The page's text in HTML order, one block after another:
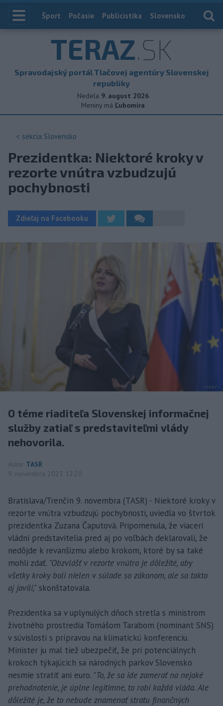
Index
Šport Počasie Publicistika Slovensko
TERAZ.SK
Spravodajský portál Tlačovej agentúry Slovenskej
republiky
Nedela 9. august 2026
Meniny má Ľubomíra
< sekcia Slovensko
Prezidentka: Niektoré kroky v
rezorte vnútra vzbudzujú
pochybnosti
Zdieľaj na Facebooku
O téme riaditeľa Slovenskej informačnej
služby zatiaľ s predstaviteľmi vlády
nehovorila.
Autor TASR
9. novembra 2023 12:20
Bratislava/Trenčín 9. novembra (TASR) - Niektoré kroky v
rezorte vnútra vzbudzujú pochybnosti, uviedla vo štvrtok
prezidentka Zuzana Čaputová. Pripomenula, že viacerí
vládni predstavitelia pred aj po voľbách deklarovali, že
nedôjde k revanšizmu alebo krokom, ktoré by sa také
mohli zdať. "Obzvlášť v rezorte vnútra je dôležité, aby
všetky kroky boli nielen v súlade so zákonom, ale sa takto
aj javili," skonštatovala.
Prezidentka sa v uplynulých dňoch stretla s ministrom
životného prostredia Tomášom Tarabom (nominant SNS)
v súvislosti s prípravou na klimatickú konferenciu.
Minister ju mal tiež ubezpečiť, že pri potenciálnych
krokoch týkajúcich sa národných parkov Slovensko
nesmie stratiť ani euro. "To, že sa ide zamerať na nejaké
prehodnotenie, je úplne legitímne, to robí každá vláda. Ale
dôležité je, že to nebude znamenať stratu finančných